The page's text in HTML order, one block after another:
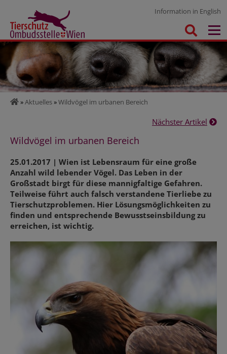
Information in English
»Aktuelles»Wildvögel im urbanen Bereich
Nächster Artikel
Wildvögel im urbanen Bereich
25.01.2017 | Wien ist Lebensraum für eine große
Anzahl wild lebender Vögel. Das Leben in der
Großstadt birgt für diese mannigfaltige Gefahren.
Teilweise führt auch falsch verstandene Tierliebe zu
Tierschutzproblemen. Hier Lösungsmöglichkeiten zu
finden und entsprechende Bewusstseinsbildung zu
erreichen, ist wichtig.